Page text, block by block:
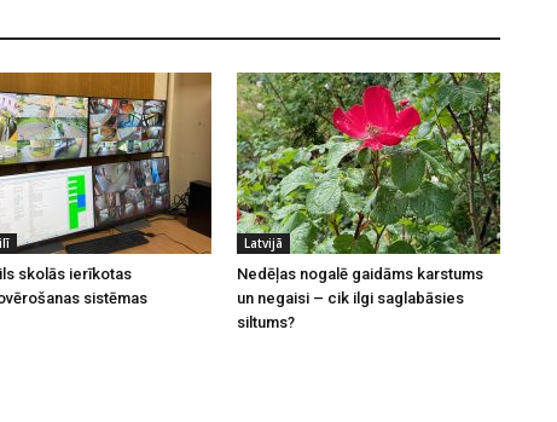
skolās ierīkotas
sistēmas
Latvijā
Nedēļas nogalē gaidāms karstums
un negaisi – cik ilgi saglabāsies
siltums?